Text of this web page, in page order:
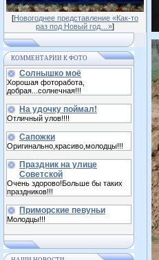
[Новогоднее представление «Как-то
раз под Новый год…»]
КОММЕНТАРИИ К ФОТО
Солнышко моё
Хорошая фоторабота,
добрая...солнечная!!!
На удочку поймал!
Отличный улов!!!!
Сапожки
Оригинально,красиво,молодцы!!!
Праздник на улице
Советской
Очень здорово!Больше бы таких
праздников!!!
Приморские певуньи
Молодцы!!!